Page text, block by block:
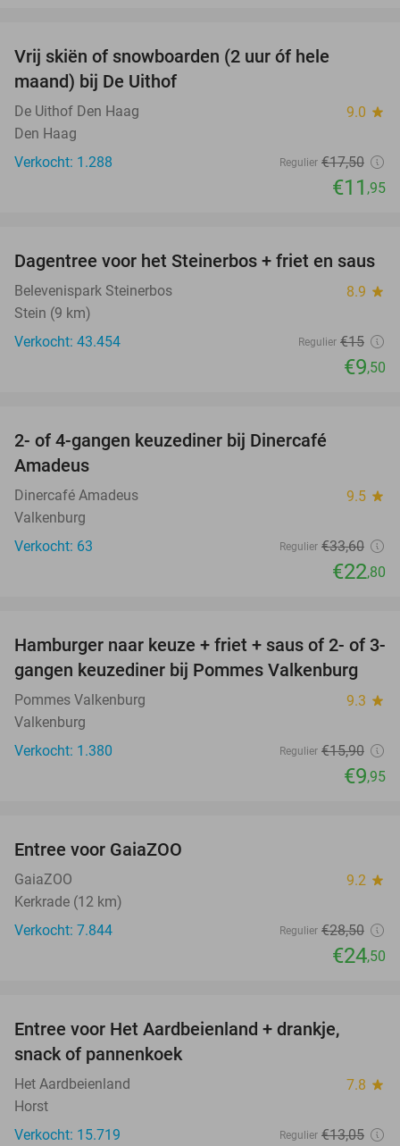
Vrij skiën of snowboarden (2 uur óf hele
maand) bij De Uithof
De Uithof Den Haag 9.0 star
Den Haag
Verkocht: 1.288
Regulier €17,50
€11 ,95
37%
Dagentree voor het Steinerbos + friet en saus
Belevenispark Steinerbos 8.9 star
Stein (9 km)
Verkocht: 43.454
Regulier €15
€9,50
2- of 4-gangen keuzediner bij Dinercafé
Amadeus
Dinercafé Amadeus 9.5 star
Valkenburg
Verkocht: 63
Regulier €33,60
€22,80
37%
Hamburger naar keuze + friet + saus of 2- of 3-
gangen keuzediner bij Pommes Valkenburg
Pommes Valkenburg 9.3 star
Valkenburg
Verkocht: 1.380
Regulier €15,90
€9,95
Entree voor GaiaZOO
GaiaZOO 9.2 star
Kerkrade (12 km)
Verkocht: 7.844
Regulier €28,50
€24,50
Entree voor Het Aardbeienland + drankje,
snack of pannenkoek
Het Aardbeienland 7.8 star
Horst
Verkocht: 15.719
Regulier €13,05